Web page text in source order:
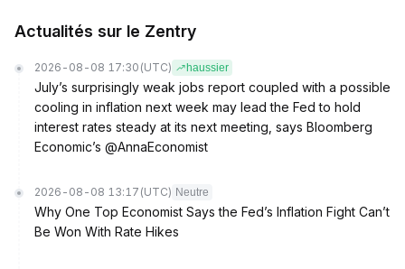
Actualités sur le Zentry
2026-08-08 17:30 (UTC) haussier
July’s surprisingly weak jobs report coupled with a possible
cooling in inflation next week may lead the Fed to hold
interest rates steady at its next meeting, says Bloomberg
Economic’s @AnnaEconomist
2026-08-08 13:17 (UTC) Neutre
Why One Top Economist Says the Fed’s Inflation Fight Can’t
Be Won With Rate Hikes